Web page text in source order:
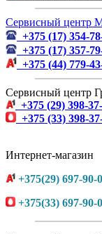
Сервисный центр
+375 (17) 354-
+375 (17) 357-
+375 (44) 779-
Сервисный центр
+375 (29) 398-
+375 (33) 398-
Интернет-магазин
+375(29) 697-90-
+375(33) 697-90-